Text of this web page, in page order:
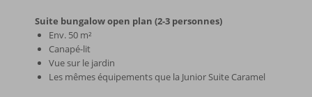
Suite bungalow open plan (2-3 personnes)
Env. 50 m²
Canapé-lit
Vue sur le jardin
Les mêmes équipements que la Junior Suite Caramel